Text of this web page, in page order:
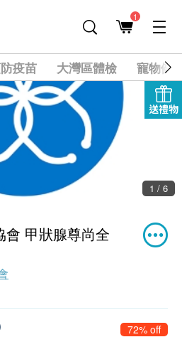
1
疫苗 大灣區體檢 寵物健
送禮物
1 / 6
會 甲狀腺尊尚全
72% off